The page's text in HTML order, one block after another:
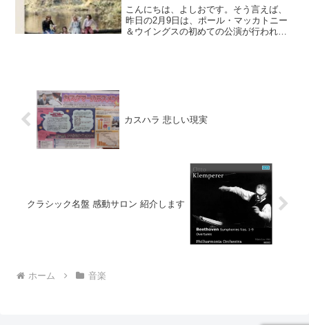
こんにちは、よしおです。そう言えば、
昨日の2月9日は、ポール・マッカトニー
＆ウイングスの初めての公演が行われた
カスハラ 悲しい現実
クラシック名盤 感動サロン 紹介します
ホーム 音楽